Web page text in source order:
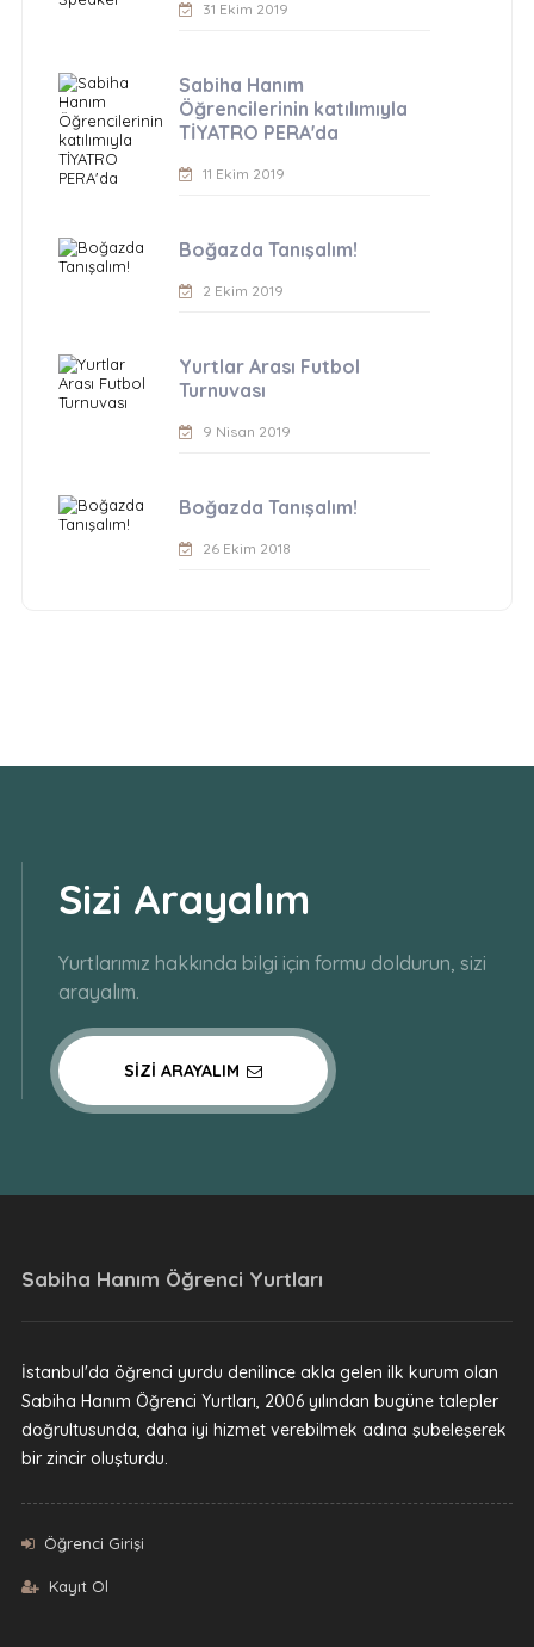
31 Ekim 2019
Sabiha Hanım
Öğrencilerinin katılımıyla
TİYATRO PERA'da
11 Ekim 2019
Boğazda Tanışalım!
2 Ekim 2019
Yurtlar Arası Futbol
Turnuvası
9 Nisan 2019
Boğazda Tanışalım!
26 Ekim 2018
Sizi Arayalım
Yurtlarımız hakkında bilgi için formu doldurun, sizi
arayalım.
SIZI ARAYALIM
Sabiha Hanım Öğrenci Yurtları
İstanbul'da öğrenci yurdu denilince akla gelen ilk kurum olan
Sabiha Hanım Öğrenci Yurtları, 2006 yılından bugüne talepler
doğrultusunda, daha iyi hizmet verebilmek adına şubeleşerek
bir zincir oluşturdu.
Öğrenci Girişi
Kayıt Ol